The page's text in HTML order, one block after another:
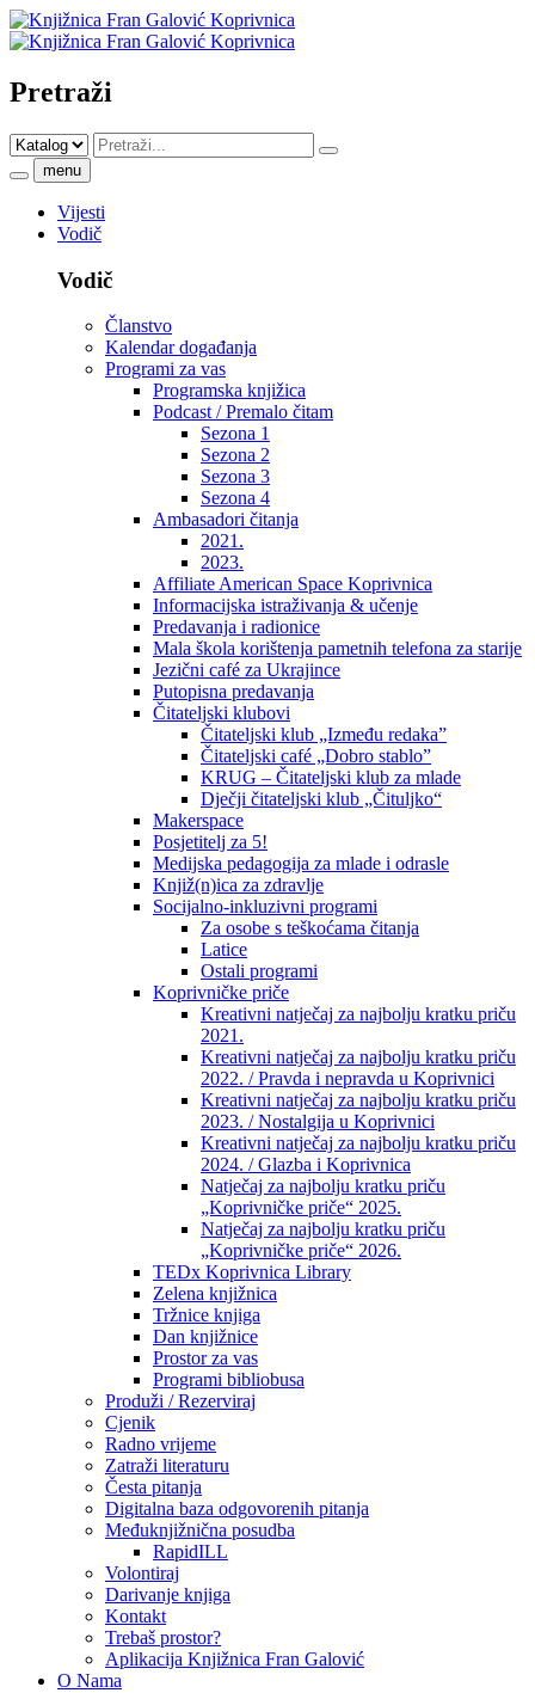
Pretraži
menu
Vijesti
Vodič
Vodič
Članstvo
Kalendar događanja
Programi za vas
Programska knjižica
Podcast / Premalo čitam
Sezona 1
Sezona 2
Sezona 3
Sezona 4
Ambasadori čitanja
2021.
2023.
Affiliate American Space Koprivnica
Informacijska istraživanja & učenje
Predavanja i radionice
Mala škola korištenja pametnih telefona za starije
Jezični café za Ukrajince
Putopisna predavanja
Čitateljski klubovi
Čitateljski klub „Između redaka”
Čitateljski café „Dobro stablo”
KRUG – Čitateljski klub za mlade
Dječji čitateljski klub „Čituljko“
Makerspace
Posjetitelj za 5!
Medijska pedagogija za mlade i odrasle
Knjiž(n)ica za zdravlje
Socijalno-inkluzivni programi
Za osobe s teškoćama čitanja
Latice
Ostali programi
Koprivničke priče
Kreativni natječaj za najbolju kratku priču
2021.
Kreativni natječaj za najbolju kratku priču
2022. / Pravda i nepravda u Koprivnici
Kreativni natječaj za najbolju kratku priču
2023. / Nostalgija u Koprivnici
Kreativni natječaj za najbolju kratku priču
2024. / Glazba i Koprivnica
Natječaj za najbolju kratku priču
„Koprivničke priče“ 2025.
Natječaj za najbolju kratku priču
„Koprivničke priče“ 2026.
TEDx Koprivnica Library
Zelena knjižnica
Tržnice knjiga
Dan knjižnice
Prostor za vas
Programi bibliobusa
Produži / Rezerviraj
Cjenik
Radno vrijeme
Zatraži literaturu
Česta pitanja
Digitalna baza odgovorenih pitanja
Međuknjižnična posudba
RapidILL
Volontiraj
Darivanje knjiga
Kontakt
Trebaš prostor?
Aplikacija Knjižnica Fran Galović
O Nama